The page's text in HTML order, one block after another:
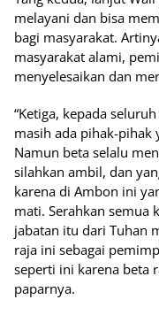
melayani dan bisa
bagi masyarakat.
masyarakat alami,
menyelesaikan dan
“Ketiga, kepada
masih ada pihak-pihak
Namun beta selalu
silahkan ambil, dan
karena di Ambon ini
mati. Serahkan semua
jabatan itu dari Tuhan
raja ini sebagai
seperti ini karena beta
paparnya.